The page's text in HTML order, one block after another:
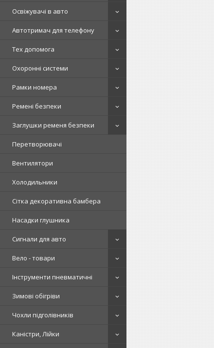
Освіжувачі в авто
Автотримач для телефону
Тех допомога
Охоронні системи
Рамки номера
Ремені безпеки
Заглушки ременя безпеки
Перетворювачі
Вентилятори
Холодильники
Сітка декоративна бамбера
Насадки глушника
Сигнали для авто
Вело - товари
Інструменти пневматичні
Зимові обігріви
Чохли підголівників
Каністри, Лійки